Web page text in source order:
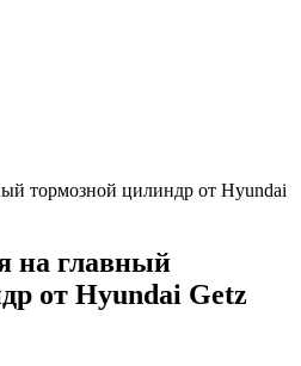
тормозной цилиндр от Hyundai
на главный
от Hyundai Getz